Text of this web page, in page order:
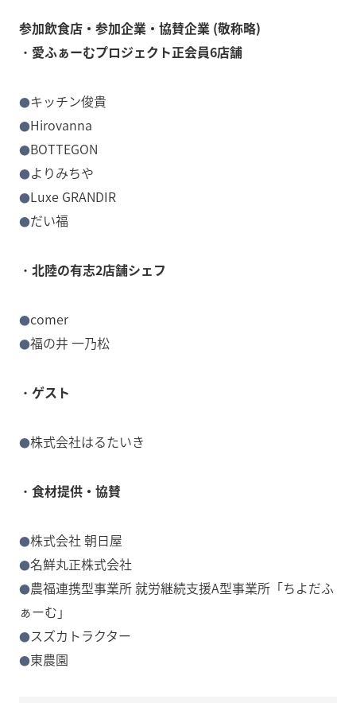
参加飲食店・参加企業・協賛企業 (敬称略)
・ 愛ふぁーむプロジェクト正会員6店舗
キッチン俊貴
Hirovanna
BOTTEGON
よりみちや
Luxe GRANDIR
だい福
・ 北陸の有志2店舗シェフ
comer
福の井 一乃松
・ ゲスト
株式会社はるたいき
・ 食材提供・協賛
株式会社 朝日屋
名鮮丸正株式会社
農福連携型事業所 就労継続支援A型事業所「ちよだふ
ぁーむ」
スズカトラクター
東農園